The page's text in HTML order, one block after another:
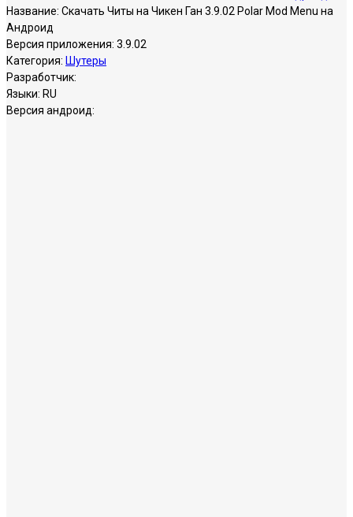
Название: Скачать Читы на Чикен Ган 3.9.02 Polar Mod Menu на
Андроид
Версия приложения: 3.9.02
Категория: Шутеры
Разработчик:
Языки: RU
Версия андроид: